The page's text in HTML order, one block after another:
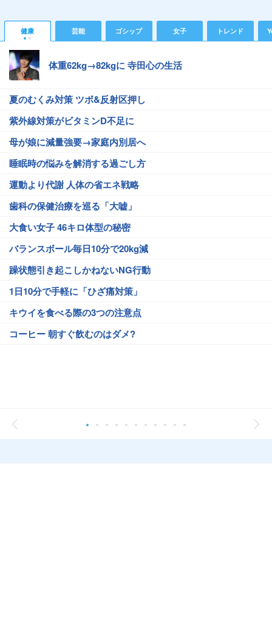
健康 芸能 ゴシップ 女子 トレンド
体重62kg→82kgに 寺田心の生活
夏のむくみ対策 ツボ&反射区押し
紫外線対策がビタミンD不足に
母が娘に減量強要→家庭内別居へ
睡眠時の悩みを解消する過ごし方
運動より代謝 人体の省エネ戦略
歯科の保健治療を巡る「大嘘」
大食い女子 46キロ体型の秘密
バランスボール毎日10分で20kg減
躁状態引き起こしかねないNG行動
1日10分で手軽に「ひざ痛対策」
キウイを食べる際の3つの注意点
コーヒー 朝すぐ飲むのはダメ?